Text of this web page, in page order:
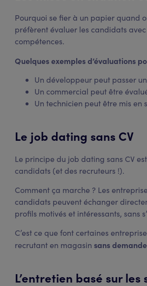
Pourquoi se fier à un papier quand
préfèrent évaluer les candidats
compétences.
Quelques exemples d’évaluations
Un développeur peut passer
Un commercial peut être
Un technicien peut être mis en
Le job dating sans CV
Le principe du job dating sans CV
candidats (et des recruteurs !).
Comment ça marche ? Les
candidats peuvent échanger
profils motivés et intéressants, sans
C’est ce que font certaines
recrutant en magasin sans
L’entretien basé sur les